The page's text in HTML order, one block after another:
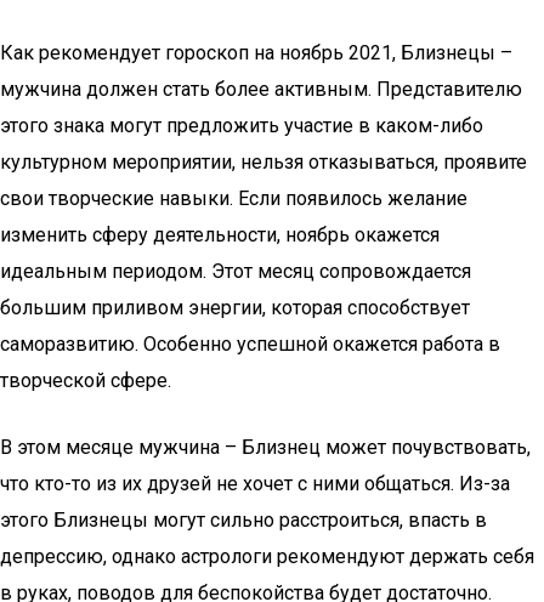
Как рекомендует гороскоп на ноябрь 2021, Близнецы –
мужчина должен стать более активным. Представителю
этого знака могут предложить участие в каком-либо
культурном мероприятии, нельзя отказываться, проявите
свои творческие навыки. Если появилось желание
изменить сферу деятельности, ноябрь окажется
идеальным периодом. Этот месяц сопровождается
большим приливом энергии, которая способствует
саморазвитию. Особенно успешной окажется работа в
творческой сфере.
В этом месяце мужчина – Близнец может почувствовать,
что кто-то из их друзей не хочет с ними общаться. Из-за
этого Близнецы могут сильно расстроиться, впасть в
депрессию, однако астрологи рекомендуют держать себя
в руках, поводов для беспокойства будет достаточно.